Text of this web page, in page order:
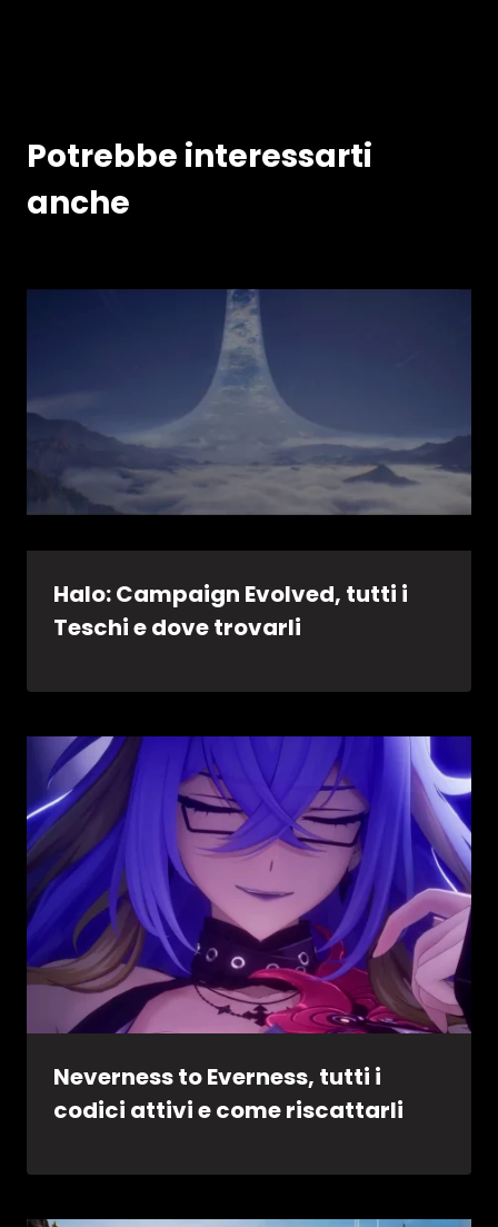
Potrebbe interessarti
anche
Halo: Campaign Evolved, tutti i
Teschi e dove trovarli
Neverness to Everness, tutti i
codici attivi e come riscattarli